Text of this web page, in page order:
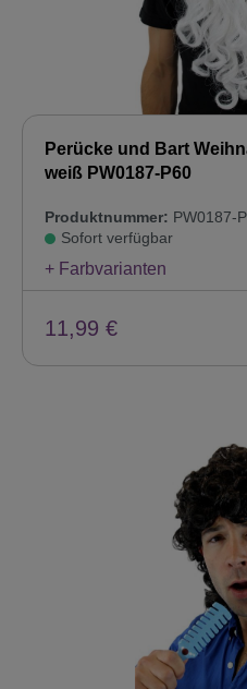
Perücke und Bart
weiß PW0187-P60
Produktnummer: PW0187-
Sofort verfügbar
+ Farbvarianten
11,99 €